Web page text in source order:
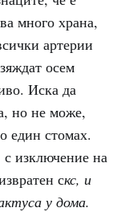
много храна,
артерии
осем
Иска да
но не може,
един стомах.
изключение на
скс, и
у дома.